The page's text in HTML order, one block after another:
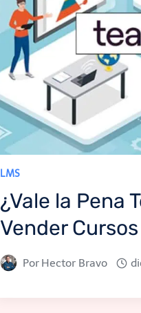
LMS
¿Vale la Pena
Vender
Por Hector Bravo